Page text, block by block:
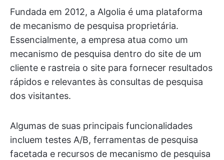
Fundada em 2012, a Algolia é uma plataforma
de mecanismo de pesquisa proprietária.
Essencialmente, a empresa atua como um
mecanismo de pesquisa dentro do site de um
cliente e rastreia o site para fornecer resultados
rápidos e relevantes às consultas de pesquisa
dos visitantes.
Algumas de suas principais funcionalidades
incluem testes A/B, ferramentas de pesquisa
facetada e recursos de mecanismo de pesquisa